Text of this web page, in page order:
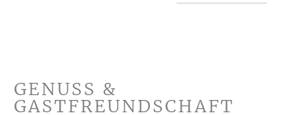
GENUSS &
GASTFREUNDSCHAFT